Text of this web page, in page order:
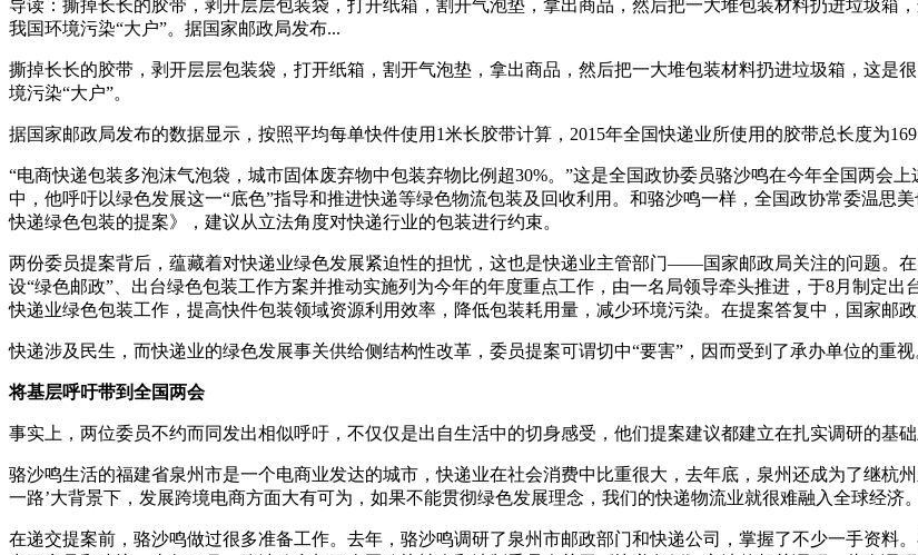
导读：撕掉长长的胶带，剥开层层包装袋，打开纸箱，割开气泡垫，拿出商品，然后把一大堆包装材料扔进垃圾箱
我国环境污染“大户”。据国家邮政局发布...
撕掉长长的胶带，剥开层层包装袋，打开纸箱，割开气泡垫，拿出商品，然后把一大堆包装材料扔进垃圾箱，这是
境污染“大户”。
据国家邮政局发布的数据显示，按照平均每单快件使用1米长胶带计算，2015年全国快递业所使用的胶带总长度为
“电商快递包装多泡沫气泡袋，城市固体废弃物中包装弃物比例超30%。”这是全国政协委员骆沙鸣在今年全国两会
中，他呼吁以绿色发展这一“底色”指导和推进快递等绿色物流包装及回收利用。和骆沙鸣一样，全国政协常委温思
快递绿色包装的提案》，建议从立法角度对快递行业的包装进行约束。
两份委员提案背后，蕴藏着对快递业绿色发展紧迫性的担忧，这也是快递业主管部门——国家邮政局关注的问题。
设“绿色邮政”、出台绿色包装工作方案并推动实施列为今年的年度重点工作，由一名局领导牵头推进，于8月制定
快递业绿色包装工作，提高快件包装领域资源利用效率，降低包装耗用量，减少环境污染。在提案答复中，国家邮
快递涉及民生，而快递业的绿色发展事关供给侧结构性改革，委员提案可谓切中“要害”，因而受到了承办单位的重视
将基层呼吁带到全国两会
事实上，两位委员不约而同发出相似呼吁，不仅仅是出自生活中的切身感受，他们提案建议都建立在扎实调研的基础
骆沙鸣生活的福建省泉州市是一个电商业发达的城市，快递业在社会消费中比重很大，去年底，泉州还成为了继杭
一路’大背景下，发展跨境电商方面大有可为，如果不能贯彻绿色发展理念，我们的快递物流业就很难融入全球经济
在递交提案前，骆沙鸣做过很多准备工作。去年，骆沙鸣调研了泉州市邮政部门和快递公司，掌握了不少一手资料